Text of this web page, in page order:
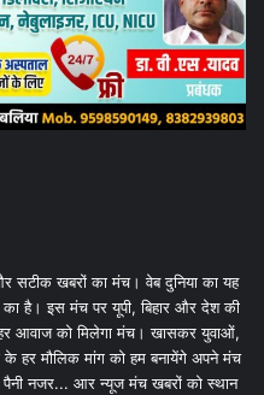
सटीक खबरों का मंच। वेब दुनिया का यह
है। इस मंच पर यूपी, बिहार और देश की
हर आवाज को मिलेगा मंच। खासकर युवाओं,
हर मौलिक मांग को हम बनायेंगे अपने मंच
नजर... आर न्यूज मंच खबरों को स्थान